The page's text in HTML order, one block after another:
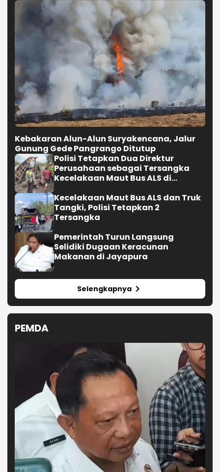
Kebakaran Alun-Alun Suryakencana, Jalur
Gunung Gede Pangrango Ditutup
Polisi Tetapkan Dua Direktur
Perusahaan sebagai Tersangka
Kecelakaan Maut Bus ALS di
Kecelakaan Maut Bus ALS dan Truk
Tangki, Polisi Tetapkan 2
Tersangka
Pemerintah Turun Langsung
Selidiki Dugaan Keracunan
Makanan di Jayapura
Selengkapnya
PEMDA